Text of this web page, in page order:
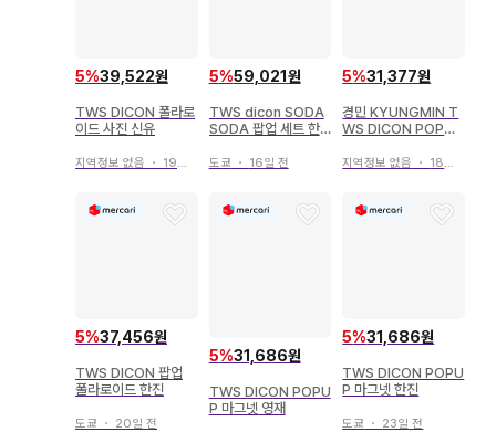
5%39,522원
TWS DICON 폴라로
이드 사진 신유
지역정보 없음 ・ 19일 전
5%59,021원
TWS dicon SODA
SODA 팝업 세트 한
도쿄 ・ 16일 전
5%31,377원
경민 KYUNGMIN T
WS DICON POPUP
지역정보 없음 ・ 18일 전
5%37,456원
TWS DICON 팝업
폴라로이드 한진
도쿄 ・ 20일 전
5%31,686원
TWS DICON POPU
P 마그넷 영재
5%31,686원
TWS DICON POPU
P 마그넷 한진
도쿄 ・ 23일 전